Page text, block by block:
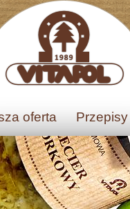
oferta Przepisy